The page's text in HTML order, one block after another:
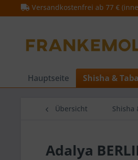
Versandkostenfrei ab 77 €
Hauptseite Shisha &
Übersicht Shisha
Adalya